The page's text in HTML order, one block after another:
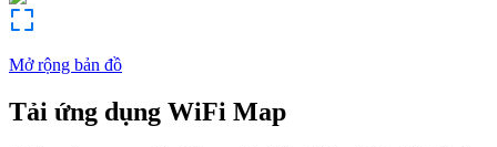
Mở rộng bản đồ
Tải ứng dụng WiFi Map